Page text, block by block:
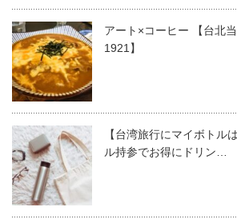
アート×コーヒー 【台北
1921】
【台湾旅行にマイボトル
ル持参でお得にドリン…